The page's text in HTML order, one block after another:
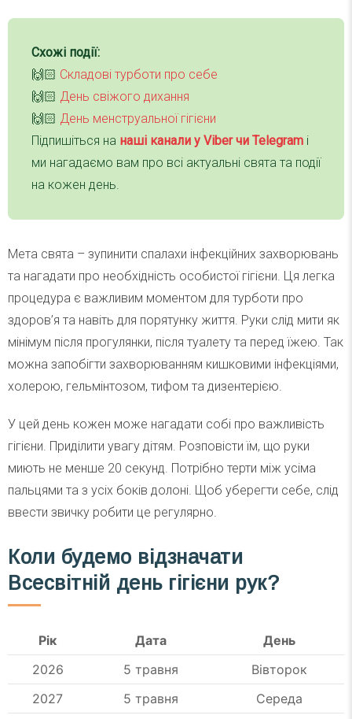
Схожі події:
🙌🏻 Складові турботи про себе
🙌🏻 День свіжого дихання
🙌🏻 День менструальної гігієни
Підпишіться на наші канали у Viber чи Telegram і
ми нагадаємо вам про всі актуальні свята та події
на кожен день.
Мета свята – зупинити спалахи інфекційних захворювань
та нагадати про необхідність особистої гігієни. Ця легка
процедура є важливим моментом для турботи про
здоров’я та навіть для порятунку життя. Руки слід мити як
мінімум після прогулянки, після туалету та перед їжею. Так
можна запобігти захворюванням кишковими інфекціями,
холерою, гельмінтозом, тифом та дизентерією.
У цей день кожен може нагадати собі про важливість
гігієни. Приділити увагу дітям. Розповісти їм, що руки
миють не менше 20 секунд. Потрібно терти між усіма
пальцями та з усіх боків долоні. Щоб уберегти себе, слід
ввести звичку робити це регулярно.
Коли будемо відзначати
Всесвітній день гігієни рук?
Рік Дата
День
2026
5 травня
Вівторок
2027
5 травня
Середа